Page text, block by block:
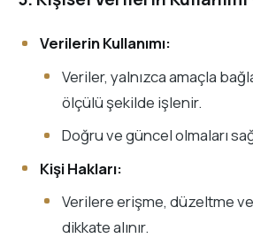
Verilerin Kullanımı:
Veriler, yalnızca amaçla
ölçülü şekilde işlenir.
Doğru ve güncel olmaları
Kişi Hakları:
Verilere erişme, düzeltme
dikkate alınır.